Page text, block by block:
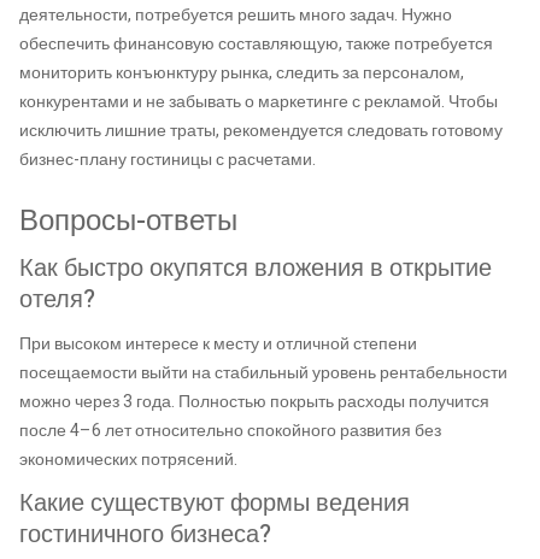
деятельности, потребуется решить много задач. Нужно
обеспечить финансовую составляющую, также потребуется
мониторить конъюнктуру рынка, следить за персоналом,
конкурентами и не забывать о маркетинге с рекламой. Чтобы
исключить лишние траты, рекомендуется следовать готовому
бизнес-плану гостиницы с расчетами.
Вопросы-ответы
Как быстро окупятся вложения в открытие
отеля?
При высоком интересе к месту и отличной степени
посещаемости выйти на стабильный уровень рентабельности
можно через 3 года. Полностью покрыть расходы получится
после 4–6 лет относительно спокойного развития без
экономических потрясений.
Какие существуют формы ведения
гостиничного бизнеса?